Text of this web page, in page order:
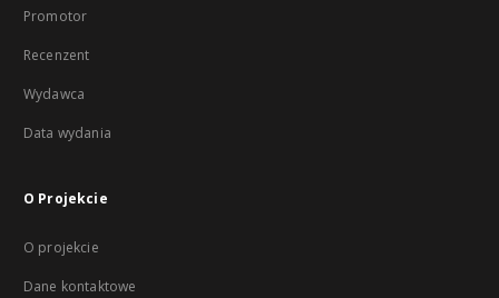
Promotor
Recenzent
Wydawca
Data wydania
O Projekcie
O projekcie
Dane kontaktowe